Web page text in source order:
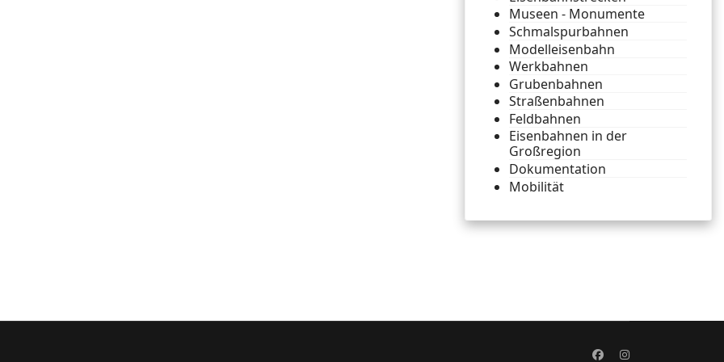
Museen - Monumente
Schmalspurbahnen
Modelleisenbahn
Werkbahnen
Grubenbahnen
Straßenbahnen
Feldbahnen
Eisenbahnen in der
Großregion
Dokumentation
Mobilität